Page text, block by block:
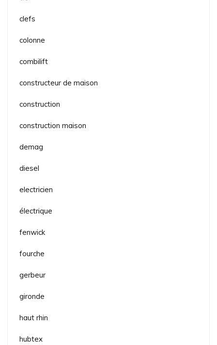
clefs
colonne
combilift
constructeur de maison
construction
construction maison
demag
diesel
electricien
électrique
fenwick
fourche
gerbeur
gironde
haut rhin
hubtex